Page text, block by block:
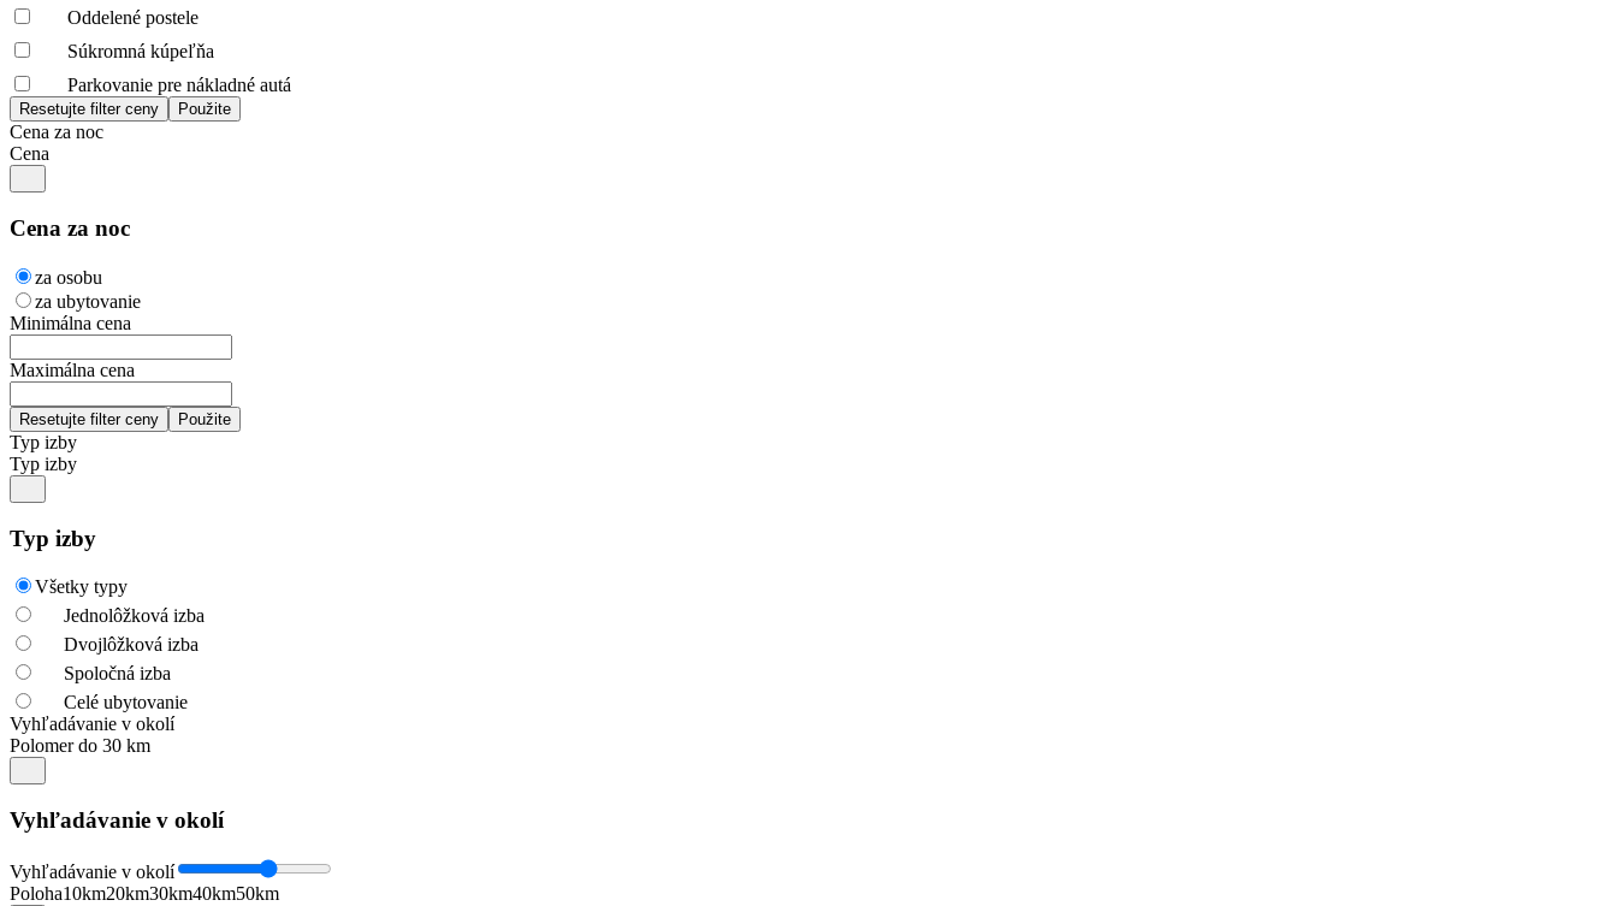
Oddelené postele
Súkromná kúpeľňa
Parkovanie pre nákladné autá
Cena za noc
Cena
Cena za noc
za osobu
za ubytovanie
Minimálna cena
Maximálna cena
Typ izby
Typ izby
Typ izby
Všetky typy
Jednolôžková izba
Dvojlôžková izba
Spoločná izba
Celé ubytovanie
Vyhľadávanie v okolí
Polomer do 30 km
Vyhľadávanie v okolí
Vyhľadávanie v okolí
Poloha10km20km30km40km50km